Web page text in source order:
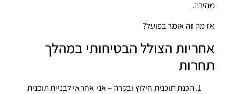
מהירה.
אז מה זה אומר בפועל?
אחריות הצולל הבטיחותי במהלך
תחרות
הכנת תוכנית חילוץ ובקרה – אני אחראי לבניית תוכנית